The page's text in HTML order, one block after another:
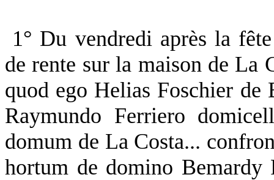
1° Du vendredi après la
de rente sur la maison de
quod ego Helias Foschier de
Raymundo Ferriero
domum de La Costa...
hortum de domino